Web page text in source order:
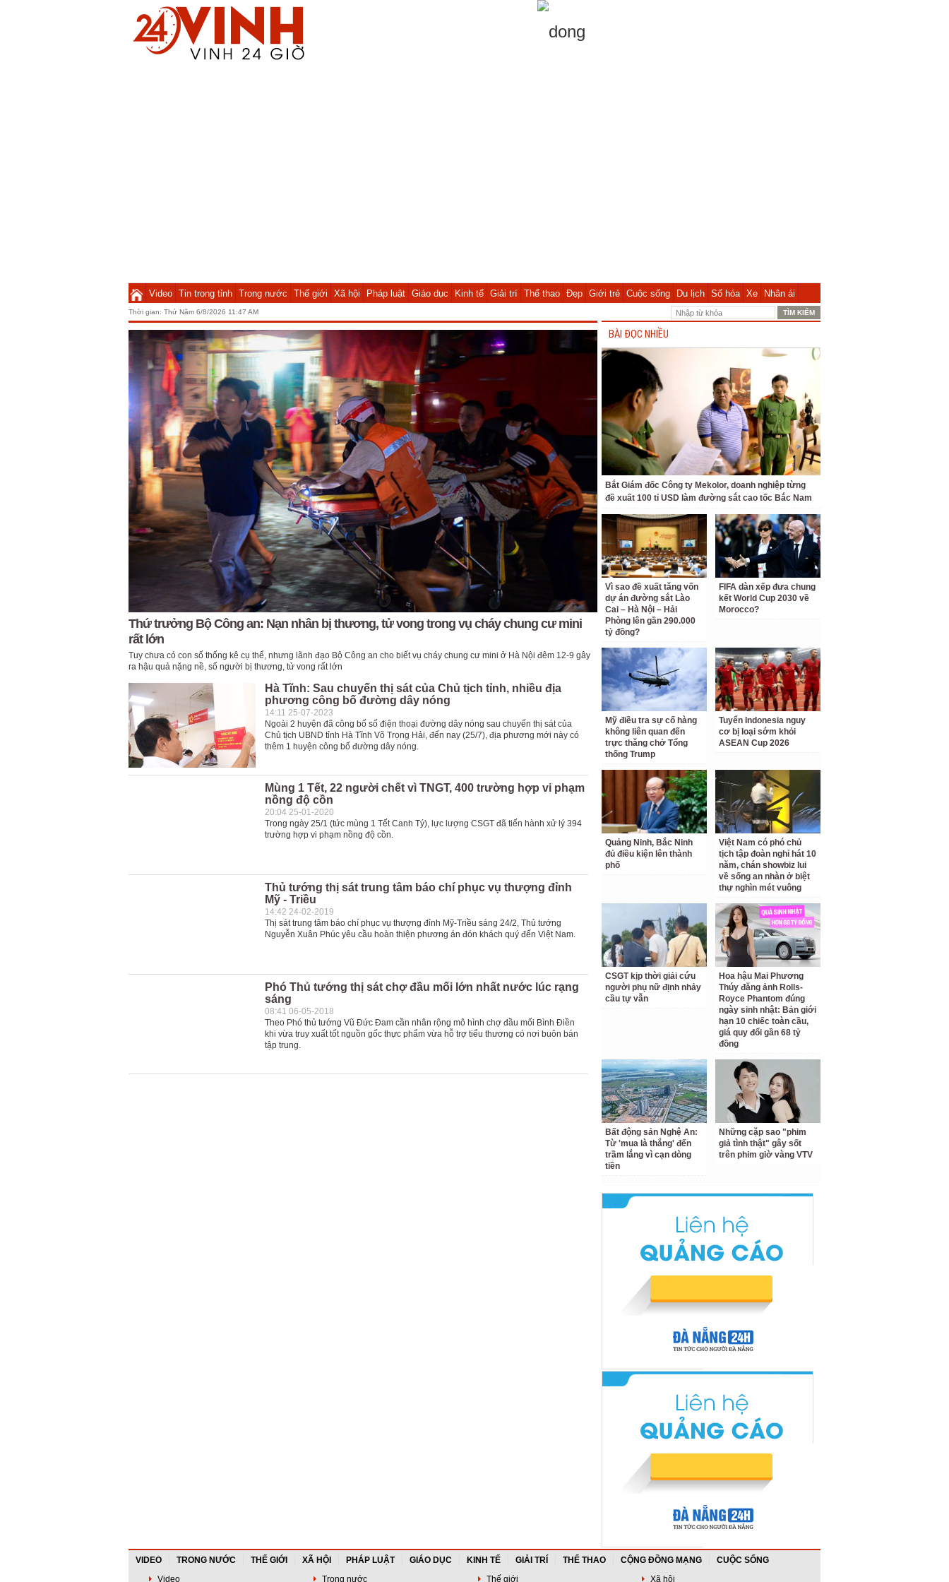
Video Tin trong tỉnh Trong nước Thế giới Xã hội Pháp luật Giáo dục Kinh tế Giải trí Thể thao Đẹp Giới trẻ Cuộc sống Du lịch Số hóa Xe Nhân ái
Thời gian: Thứ Năm 6/8/2026 11:47 AM
Thứ trưởng Bộ Công an: Nạn nhân bị thương, tử vong trong vụ cháy chung cư mini
rất lớn
Tuy chưa có con số thống kê cụ thể, nhưng lãnh đạo Bộ Công an cho biết vụ cháy chung cư mini ở Hà Nội đêm 12-9 gây
ra hậu quả nặng nề, số người bị thương, tử vong rất lớn
Hà Tĩnh: Sau chuyến thị sát của Chủ tịch tỉnh, nhiều địa
phương công bố đường dây nóng
14:11 25-07-2023
Ngoài 2 huyện đã công bố số điện thoại đường dây nóng sau chuyến thị sát của
Chủ tịch UBND tỉnh Hà Tĩnh Võ Trọng Hải, đến nay (25/7), địa phương mới này có
thêm 1 huyện công bố đường dây nóng.
Mùng 1 Tết, 22 người chết vì TNGT, 400 trường hợp vi phạm
nồng độ cồn
20:04 25-01-2020
Trong ngày 25/1 (tức mùng 1 Tết Canh Tý), lực lượng CSGT đã tiến hành xử lý 394
trường hợp vi phạm nồng độ cồn.
Thủ tướng thị sát trung tâm báo chí phục vụ thượng đỉnh
Mỹ - Triều
14:42 24-02-2019
Thị sát trung tâm báo chí phục vụ thượng đỉnh Mỹ-Triều sáng 24/2, Thủ tướng
Nguyễn Xuân Phúc yêu cầu hoàn thiện phương án đón khách quý đến Việt Nam.
Phó Thủ tướng thị sát chợ đầu mối lớn nhất nước lúc rạng
sáng
08:41 06-05-2018
Theo Phó thủ tướng Vũ Đức Đam cần nhân rộng mô hình chợ đầu mối Bình Điền
khi vừa truy xuất tốt nguồn gốc thực phẩm vừa hỗ trợ tiểu thương có nơi buôn bán
tập trung.
BÀI ĐỌC NHIỀU
Bắt Giám đốc Công ty Mekolor, doanh nghiệp từng
đề xuất 100 tỉ USD làm đường sắt cao tốc Bắc Nam
Vì sao đề xuất tăng vốn
dự án đường sắt Lào
Cai – Hà Nội – Hải
Phòng lên gần 290.000
tỷ đồng?
FIFA dàn xếp đưa chung
kết World Cup 2030 về
Morocco?
Mỹ điều tra sự cố hàng
không liên quan đến
trực thăng chở Tổng
thống Trump
Tuyển Indonesia nguy
cơ bị loại sớm khỏi
ASEAN Cup 2026
Quảng Ninh, Bắc Ninh
đủ điều kiện lên thành
phố
Việt Nam có phó chủ
tịch tập đoàn nghỉ hát 10
năm, chán showbiz lui
về sống an nhàn ở biệt
thự nghìn mét vuông
CSGT kịp thời giải cứu
người phụ nữ định nhảy
cầu tự vẫn
Hoa hậu Mai Phương
Thúy đăng ảnh Rolls-
Royce Phantom đúng
ngày sinh nhật: Bản giới
hạn 10 chiếc toàn cầu,
giá quy đổi gần 68 tỷ
đồng
Bất động sản Nghệ An:
Từ 'mua là thắng' đến
trầm lắng vì cạn dòng
tiền
Những cặp sao "phim
giả tình thật" gây sốt
trên phim giờ vàng VTV
VIDEO TRONG NƯỚC THẾ GIỚI XÃ HỘI PHÁP LUẬT GIÁO DỤC KINH TẾ GIẢI TRÍ THỂ THAO CỘNG ĐỒNG MẠNG
CUỘC SỐNG
Video
Trong nước Thế giới Xã hội